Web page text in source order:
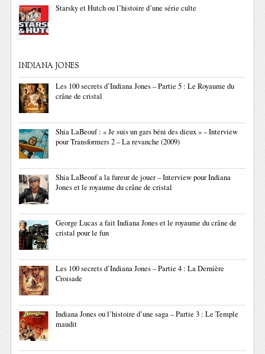
Starsky et Hutch ou l’histoire d’une série culte
INDIANA JONES
Les 100 secrets d’Indiana Jones – Partie 5 : Le Royaume du
crâne de cristal
Shia LaBeouf : « Je suis un gars béni des dieux » – Interview
pour Transformers 2 – La revanche (2009)
Shia LaBeouf a la fureur de jouer – Interview pour Indiana
Jones et le royaume du crâne de cristal
George Lucas a fait Indiana Jones et le royaume du crâne de
cristal pour le fun
Les 100 secrets d’Indiana Jones – Partie 4 : La Dernière
Croisade
Indiana Jones ou l’histoire d’une saga – Partie 3 : Le Temple
maudit